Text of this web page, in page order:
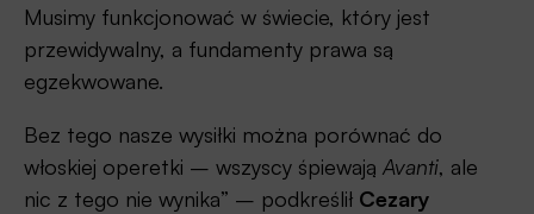
Musimy funkcjonować w świecie, który jest
przewidywalny, a fundamenty prawa są
egzekwowane.
Bez tego nasze wysiłki można porównać do
włoskiej operetki – wszyscy śpiewają Avanti, ale
nic z tego nie wynika” – podkreślił Cezary